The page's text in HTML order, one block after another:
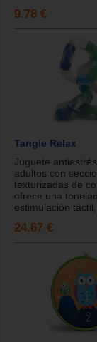
9.78 €
Tangle Relax
Juguete
adultos con
texturizadas de
ofrece una
estimulación
24.67 €